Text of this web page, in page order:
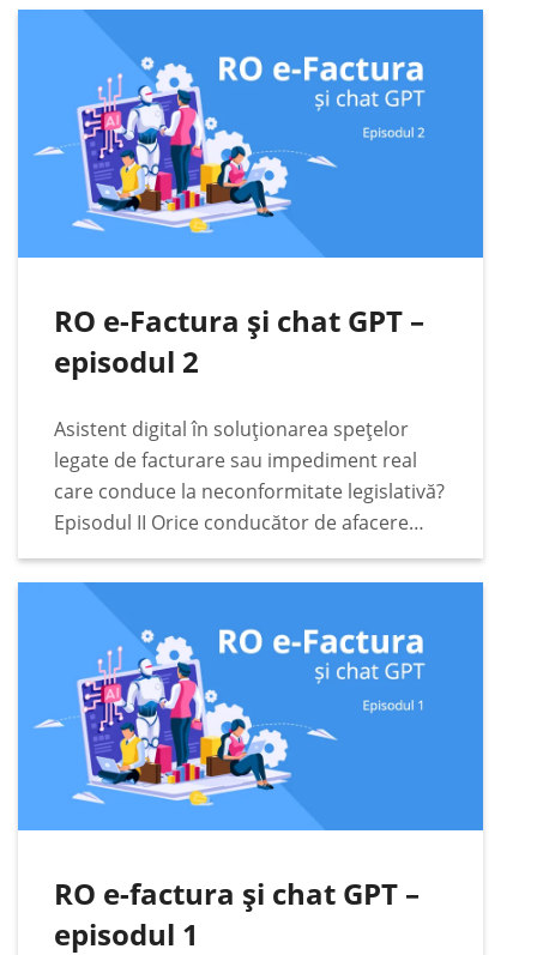
pragmatice. Printre acestea se numără cele
legate…
RO e-Factura și chat GPT –
episodul 2
Asistent digital în soluționarea spețelor
legate de facturare sau impediment real
care conduce la neconformitate legislativă?
Episodul II Orice conducător de afacere
responsabil va căuta cele mai bune soluții
legate de conformitate fiscală, digitală și
legislativă pentru afacerea condusă. Într-
RO e-factura și chat GPT –
episodul 1